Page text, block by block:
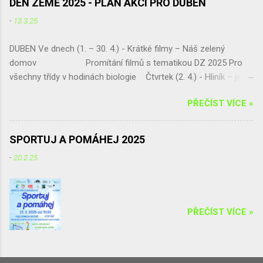
- 13.3.25
DUBEN Ve dnech (1. – 30. 4.) - Krátké filmy – Náš zelený
domov Promítání filmů s tematikou DZ 2025 Pro
všechny třídy v hodinách biologie Čtvrtek (2. 4.) - Hliník – ještě
sčítá a vyhodnocuje Pátek (11. 4.) - „Naše živá učebna U
platanu – živá zahrada a geopark“ Jarní úprava pozemku,
umísťování tabulek do živé zahrady, živý plot p. dohled - Mgr.
exkurze - projekt „ Čistou Vysočinou“ Úklid podél komunikace
Irena Žáková Pro třídu – Kvarta
...
PŘEČÍST VÍCE »
SPORTUJ A POMÁHEJ 2025
- 20.2.25
PŘEČÍST VÍCE »